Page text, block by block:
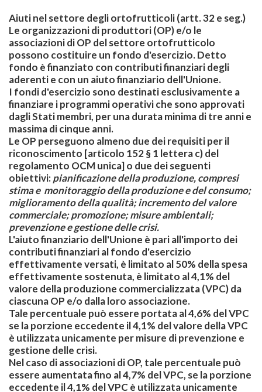
Aiuti nel settore degli ortofrutticoli(artt. 32 e seg.)
Le organizzazioni di produttori (OP) e/o le
associazioni di OP del settore ortofrutticolo
possono costituire un fondo d'esercizio. Detto
fondo è finanziato con contributi finanziari degli
aderenti e con un aiuto finanziario dell'Unione.
I fondi d'esercizio sono destinati esclusivamente a
finanziare i programmi operativi che sono approvati
dagli Stati membri, per una durata minima di tre anni e
massima di cinque anni.
Le OP perseguono almeno due dei requisiti per il
riconoscimento [articolo 152 § 1 lettera c) del
regolamento OCM unica] o due dei seguenti
obiettivi:pianificazione della produzione, compresi
stima e monitoraggio della produzione e del consumo;
miglioramento della qualità; incremento del valore
commerciale; promozione; misure ambientali;
prevenzione e gestione delle crisi.
L'aiuto finanziario dell'Unione è pari all'importo dei
contributi finanziari al fondo d'esercizio
effettivamente versati, è limitato al 50% della spesa
effettivamente sostenuta, è limitato al 4,1% del
valore della produzione commercializzata (VPC) da
ciascuna OP e/o dalla loro associazione.
Tale percentuale può essere portata al 4,6% del VPC
se la porzione eccedente il 4,1% del valore della VPC
è utilizzata unicamente per misure di prevenzione e
gestione delle crisi.
Nel caso di associazioni di OP, tale percentuale può
essere aumentata fino al 4,7% del VPC, se la porzione
eccedente il 4,1% del VPC è utilizzata unicamente